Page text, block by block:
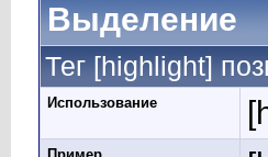
Выделение
Тег [highlight]
Использование